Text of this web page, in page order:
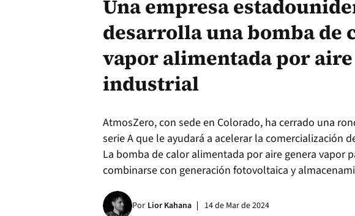
Una empresa
desarrolla una bomba de
vapor alimentada por
industrial
AtmosZero, con sede en Colorado, ha cerrado una
serie A que le ayudará a acelerar la comercialización
La bomba de calor alimentada por aire genera vapor
combinarse con generación fotovoltaica y
Por Lior Kahana 14 de Mar de 2024